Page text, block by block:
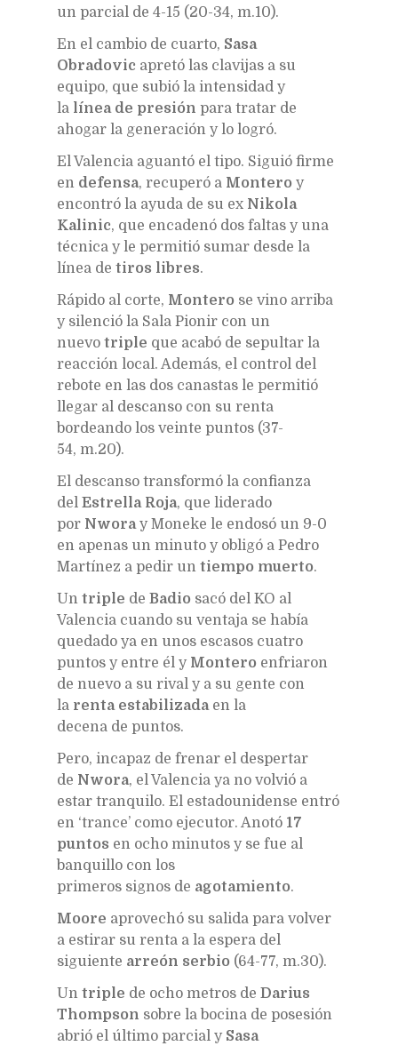
un parcial de 4-15 (20-34, m.10).
En el cambio de cuarto, Sasa
Obradovic apretó las clavijas a su
equipo, que subió la intensidad y
la
línea de presión para tratar de
ahogar la generación y lo logró.
El Valencia aguantó el tipo. Siguió firme
en defensa, recuperó a Montero y
encontró la ayuda de su ex Nikola
Kalinic, que encadenó dos faltas y una
técnica y le permitió sumar desde la
línea de tiros libres.
Rápido al corte, Montero se vino arriba
y silenció la Sala Pionir con un
nuevo triple que acabó de sepultar la
reacción local. Además, el control del
rebote en las dos canastas le permitió
llegar al descanso con su renta
bordeando los veinte puntos (37-
54, m.20).
El descanso transformó la confianza
del Estrella Roja, que liderado
por Nwora y Moneke le endosó un 9-0
en apenas un minuto y obligó a Pedro
Martínez a pedir un tiempo muerto.
Un triple de Badio sacó del KO al
Valencia cuando su ventaja se había
quedado ya en unos escasos cuatro
puntos y entre él y Montero enfriaron
de nuevo a su rival y a su gente con
la renta estabilizada en la
decena de puntos.
Pero, incapaz de frenar el despertar
de Nwora, el Valencia ya no volvió a
estar tranquilo. El estadounidense entró
en ‘trance’ como ejecutor. Anotó 17
puntos en ocho minutos y se fue al
banquillo con los
primeros signos de agotamiento.
Moore aprovechó su salida para volver
a estirar su renta a la espera del
siguiente arreón serbio (64-77, m.30).
Un triple de ocho metros de Darius
Thompson sobre la bocina de posesión
abrió el último parcial y Sasa